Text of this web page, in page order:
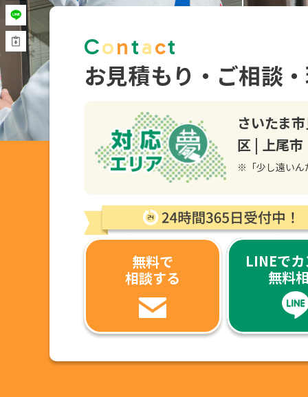
Contact
お見積もり・ご相談
さいたま
区 | 上尾
※「少し遠いん
無料で
相談する
LINEで
無料